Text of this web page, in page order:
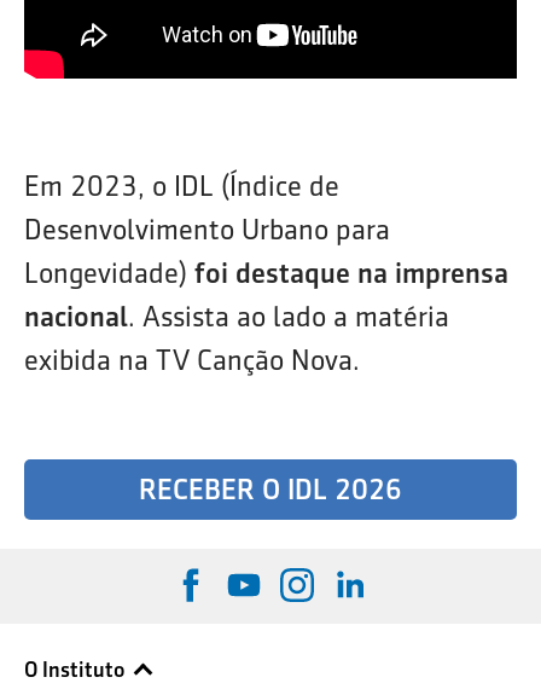
Em 2023, o IDL (Índice de
Desenvolvimento Urbano para
Longevidade) foi destaque na imprensa
nacional. Assista ao lado a matéria
exibida na TV Canção Nova.
RECEBER O IDL 2026
O Instituto